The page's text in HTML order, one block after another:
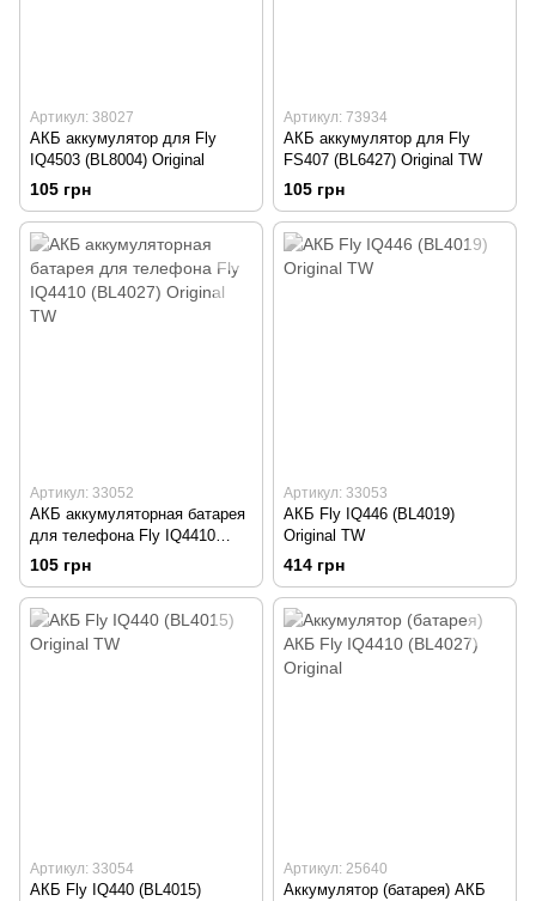
Артикул: 38027
АКБ аккумулятор для Fly
IQ4503 (BL8004) Original
105 грн
Артикул: 73934
АКБ аккумулятор для Fly
FS407 (BL6427) Original TW
105 грн
Артикул: 33052
АКБ аккумуляторная батарея
для телефона Fly IQ4410
(BL4027) Original TW
105 грн
Артикул: 33053
АКБ Fly IQ446 (BL4019)
Original TW
414 грн
Артикул: 33054
АКБ Fly IQ440 (BL4015)
Артикул: 25640
Аккумулятор (батарея) АКБ